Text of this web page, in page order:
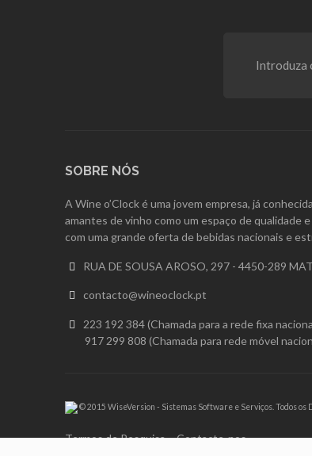
SOBRE NÓS
A Wine o’Clock é uma jovem empresa, já
amantes de vinho como um espaço de qualidade
com uma grande oferta de bebidas nacionais e
 RUA DE SOUSA AROSO, 297 - 4450-289
 contacto@wineoclock.pt

223 192 384 (Chamada para a rede fixa
917 299 808 (Chamada para rede móvel
© 2015 WiseVersion - Sistemas Software e Serviços. Todos os
Termos de Pesquisa Contacte-nos